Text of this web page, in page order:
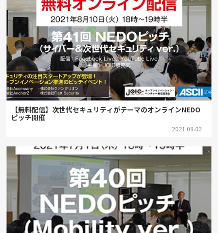
【無料配信】次世代セキュリティがテーマのオンラインNEDO
ピッチ開催
2021.08.02